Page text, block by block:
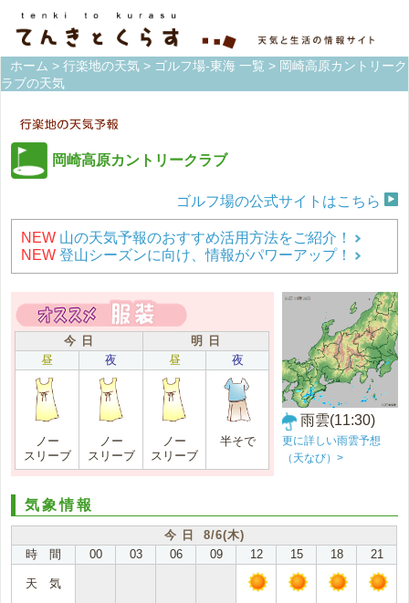
ホーム > 行楽地の天気 > ゴルフ場-東海 一覧 > 岡崎高原カントリーク
ラブの天気
岡崎高原カントリークラブ
ゴルフ場の公式サイトはこちら
NEW 山の天気予報のおすすめ活用方法をご紹介！
NEW 登山シーズンに向け、情報がパワーアップ！
今 日
明 日
昼
夜 昼 夜
ノー
スリーブ
ノー
スリーブ
ノー
スリーブ
半そで
雨雲(11:30)
更に詳しい雨雲予想
（天なび）>
気象情報
今 日 8/6(木)
時 間
00 03 06 09 12 15 18 21
天 気